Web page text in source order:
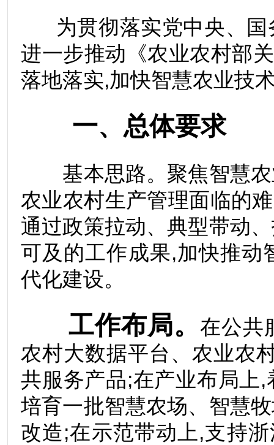
为贯彻落实党中央、国
进一步推动《农业农村部
落地落实,加快智慧农业技
一、总体要求
基本思路。聚焦智慧农
农业农村生产管理面临的
通过政策拉动、典型带动
可及的工作成果,加快推动
代化建设。
工作布局。
在公共
农村大数据平台、农业农
共服务产品;在产业布局上
培育一批智慧农场、智慧
改造;在示范带动上,支持